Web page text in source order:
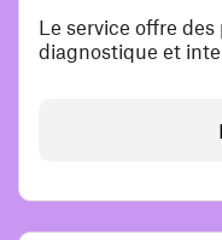
Le service offre
diagnostique et